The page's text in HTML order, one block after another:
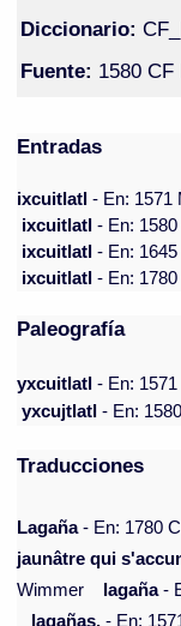
Diccionario:
Fuente: 1580 CF
Entradas
ixcuitlatl- En: 1571
ixcuitlatl- En:
ixcuitlatl- En:
ixcuitlatl- En:
Paleografía
yxcuitlatl - En:
yxcujtlatl - En:
Traducciones
Lagaña- En: 1780
jaunâtre qui
Wimmer
lagaña-
lagañas. - En: